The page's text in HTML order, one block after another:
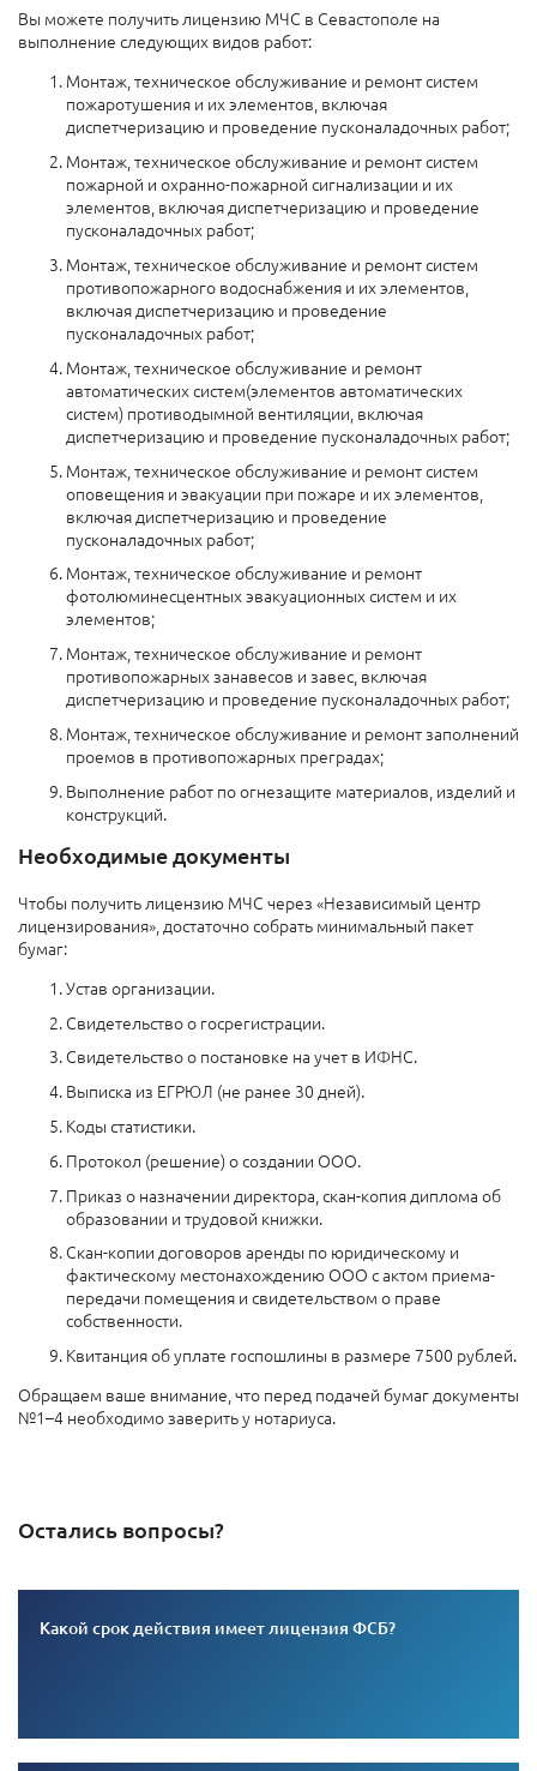
Вы можете получить лицензию МЧС в Севастополе на
выполнение следующих видов работ:
Монтаж, техническое обслуживание и ремонт систем
пожаротушения и их элементов, включая
диспетчеризацию и проведение пусконаладочных работ;
Монтаж, техническое обслуживание и ремонт систем
пожарной и охранно-пожарной сигнализации и их
элементов, включая диспетчеризацию и проведение
пусконаладочных работ;
Монтаж, техническое обслуживание и ремонт систем
противопожарного водоснабжения и их элементов,
включая диспетчеризацию и проведение
пусконаладочных работ;
Монтаж, техническое обслуживание и ремонт
автоматических систем(элементов автоматических
систем) противодымной вентиляции, включая
диспетчеризацию и проведение пусконаладочных работ;
Монтаж, техническое обслуживание и ремонт систем
оповещения и эвакуации при пожаре и их элементов,
включая диспетчеризацию и проведение
пусконаладочных работ;
Монтаж, техническое обслуживание и ремонт
фотолюминесцентных эвакуационных систем и их
элементов;
Монтаж, техническое обслуживание и ремонт
противопожарных занавесов и завес, включая
диспетчеризацию и проведение пусконаладочных работ;
Монтаж, техническое обслуживание и ремонт заполнений
проемов в противопожарных преградах;
Выполнение работ по огнезащите материалов, изделий и
конструкций.
Необходимые документы
Чтобы получить лицензию МЧС через «Независимый центр
лицензирования», достаточно собрать минимальный пакет
бумаг:
Устав организации.
Свидетельство о госрегистрации.
Свидетельство о постановке на учет в ИФНС.
Выписка из ЕГРЮЛ (не ранее 30 дней).
Коды статистики.
Протокол (решение) о создании ООО.
Приказ о назначении директора, скан-копия диплома об
образовании и трудовой книжки.
Скан-копии договоров аренды по юридическому и
фактическому местонахождению ООО с актом приема-
передачи помещения и свидетельством о праве
собственности.
Квитанция об уплате госпошлины в размере 7500 рублей.
Обращаем ваше внимание, что перед подачей бумаг документы
№1–4 необходимо заверить у нотариуса.
Остались вопросы?
Какой срок действия имеет лицензия ФСБ?